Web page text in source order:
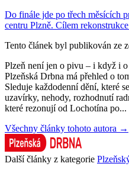
Do finále jde po třech měsících
centru Plzně. Cílem
Tento článek byl publikován ze
Plzeň není jen o pivu – i když i o
Plzeňská Drbna má přehled o
Sleduje každodenní dění, které
uzavírky, nehody, rozhodnutí
které rezonují od Lochotína po...
Všechny články tohoto autora →
Další články z kategorie